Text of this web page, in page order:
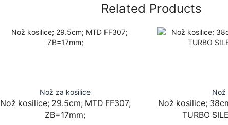
Related Products
Nož za kosilice
Nož kosilice; 29.5cm; MTD FF307;
ZB=17mm;
Nož
Nož kosilice;
TURBO